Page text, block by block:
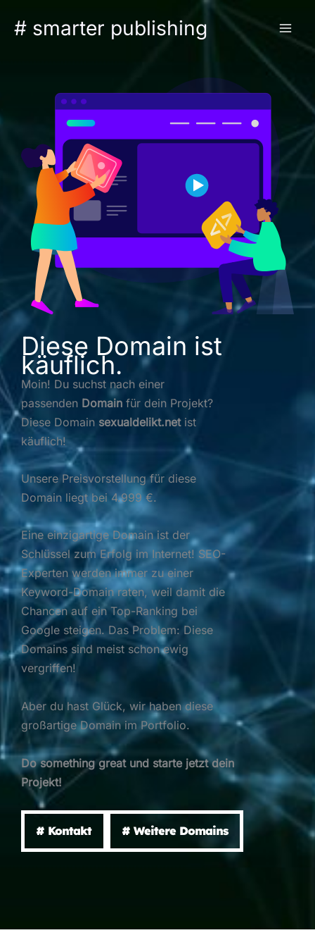
Inhalt# smarter publishing
Diese Domain ist
käuflich.
Moin! Du suchst nach einer
passenden Domain für dein Projekt?
Diese Domain sexualdelikt.netist
käuflich!
Unsere Preisvorstellung für diese
Domain liegt bei 4.999 €.
Eine einzigartige Domain ist der
Schlüssel zum Erfolg im Internet! SEO-
Experten werden immer zu einer
Keyword-Domain raten, weil damit die
Chancen auf ein Top-Ranking bei
Google steigen. Das Problem: Diese
Domains sind meist schon ewig
vergriffen!
Aber du hast Glück, wir haben diese
großartige Domain im Portfolio.
Do something great und starte jetzt dein
Projekt!
# Kontakt # Weitere Domains